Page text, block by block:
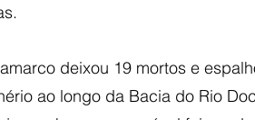
deixou 19 mortos e
ao longo da Bacia do Rio